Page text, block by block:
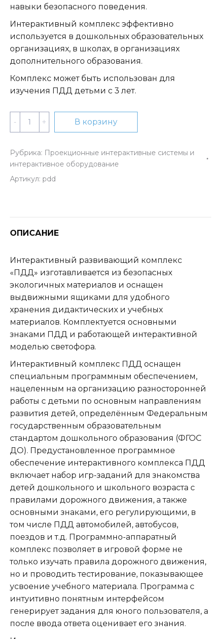
навыки безопасного поведения.
Интерактивный комплекс эффективно
используется в дошкольных образовательных
организациях, в школах, в организациях
дополнительного образования.
Комплекс может быть использован для
изучения ПДД детьми с 3 лет.
Количество
Мультимедийный
комплекс
ПДД
В корзину
Рубрика: Проекционные интерактивные системы и
интерактивное оборудование
Артикул: pdd
ОПИСАНИЕ
Интерактивный развивающий комплекс
«ПДД» изготавливается из безопасных
экологичных материалов и оснащен
выдвижными ящиками для удобного
хранения дидактических и учебных
материалов. Комплектуется основными
знаками ПДД и работающей интерактивной
моделью светофора.
Интерактивный комплекс ПДД оснащен
специальным программным обеспечением,
нацеленным на организацию разносторонней
работы с детьми по основным направлениям
развития детей, определённым Федеральным
государственным образовательным
стандартом дошкольного образования (ФГОС
ДО). Предустановленное программное
обеспечение интерактивного комплекса ПДД
включает набор игр-заданий для знакомства
детей дошкольного и школьного возраста с
правилами дорожного движения, а также
основными знаками, его регулирующими, в
том числе ПДД автомобилей, автобусов,
поездов и т.д. Программно-аппаратный
комплекс позволяет в игровой форме не
только изучать правила дорожного движения,
но и проводить тестирование, показывающее
усвоение учебного материала. Программа с
интуитивно понятным интерфейсом
генерирует задания для юного пользователя, а
после ввода ответа оценивает его знания.